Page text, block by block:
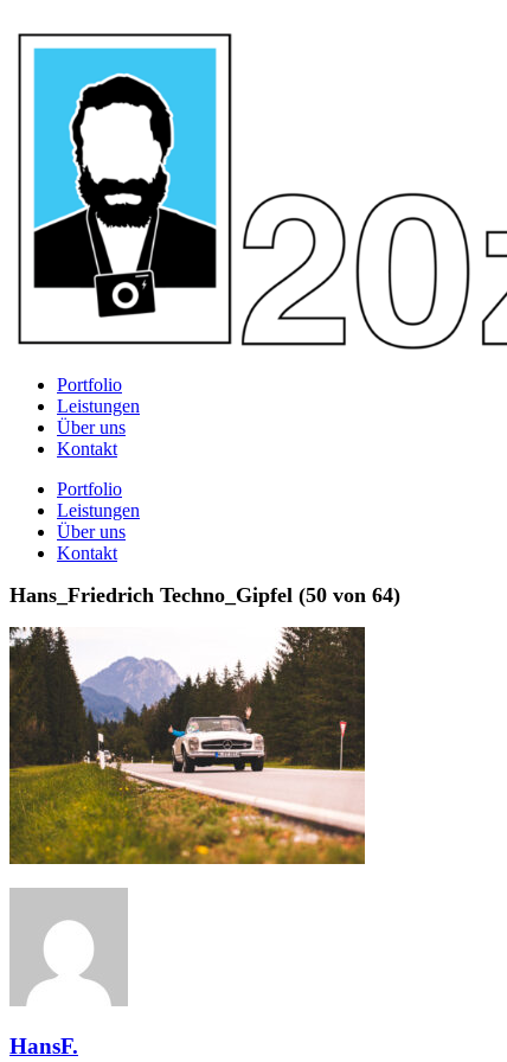
Portfolio
Leistungen
Über uns
Kontakt
Portfolio
Leistungen
Über uns
Kontakt
Hans_Friedrich Techno_Gipfel (50 von 64)
HansF.